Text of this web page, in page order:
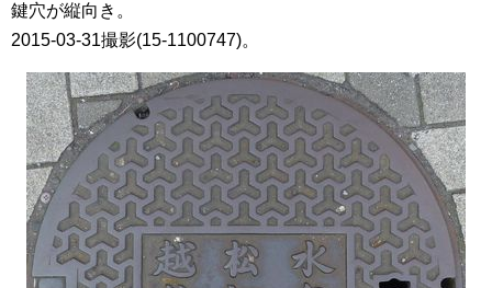
鍵穴が縦向き。
2015-03-31撮影(15-1100747)。